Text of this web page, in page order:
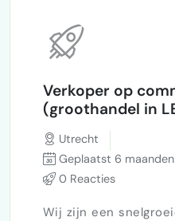
Verkoper op
(groothandel in
Utrecht
Geplaatst 6
0 Reacties
Wij zijn een